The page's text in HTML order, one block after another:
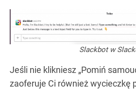
Slackbot w
Jeśli nie klikniesz „Pomiń
zaoferuje Ci również wycieczkę